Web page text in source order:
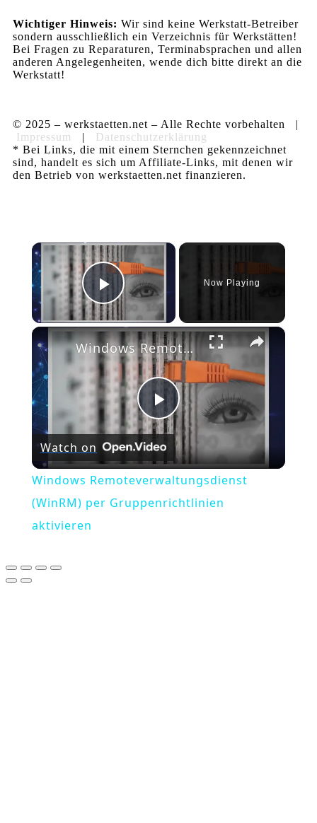
Wichtiger Hinweis: Wir sind keine Werkstatt-Betreiber
sondern ausschließlich ein Verzeichnis für Werkstätten!
Bei Fragen zu Reparaturen, Terminabsprachen und allen
anderen Angelegenheiten, wende dich bitte direkt an die
Werkstatt!
© 2025 – werkstaetten.net – Alle Rechte vorbehalten |
Impressum
| Datenschutzerklärung
* Bei Links, die mit einem Sternchen gekennzeichnet
sind, handelt es sich um Affiliate-Links, mit denen wir
den Betrieb von werkstaetten.net finanzieren.
×
Play Video
Now Playing
×
Play
Video
Windows Remoteverwaltungsdienst (WinRM) per Gruppenrichtlinien aktivieren
Watch on
Windows Remoteverwaltungsdienst
(WinRM) per Gruppenrichtlinien
aktivieren